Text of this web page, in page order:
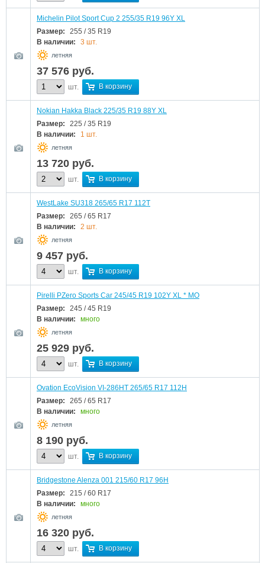
Michelin Pilot Sport Cup 2 255/35 R19 96Y XL
Размер:
255 / 35 R19
В наличии:
3 шт.
летняя
37 576 руб.
шт. В корзину
Nokian Hakka Black 225/35 R19 88Y XL
Размер:
225 / 35 R19
В наличии:
1 шт.
летняя
13 720 руб.
шт. В корзину
WestLake SU318 265/65 R17 112T
Размер:
265 / 65 R17
В наличии:
2 шт.
летняя
9 457 руб.
шт. В корзину
Pirelli PZero Sports Car 245/45 R19 102Y XL * MO
Размер:
245 / 45 R19
В наличии:
много
летняя
25 929 руб.
шт. В корзину
Ovation EcoVision VI-286HT 265/65 R17 112H
Размер:
265 / 65 R17
В наличии:
много
летняя
8 190 руб.
шт. В корзину
Bridgestone Alenza 001 215/60 R17 96H
Размер:
215 / 60 R17
В наличии:
много
летняя
16 320 руб.
шт. В корзину